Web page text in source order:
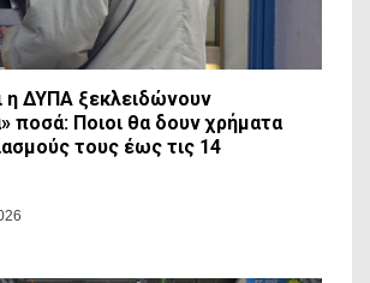
η ΔΥΠΑ ξεκλειδώνουν
ποσά: Ποιοι θα δουν χρήματα
τους έως τις 14